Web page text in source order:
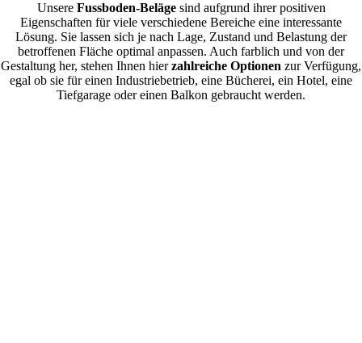
Unsere Fussboden-Belägesind aufgrund ihrer positiven
Eigenschaften für viele verschiedene Bereiche eine interessante
Lösung. Sie lassen sich je nach Lage, Zustand und Belastung der
betroffenen Fläche optimal anpassen. Auch farblich und von der
Gestaltung her, stehen Ihnen hierzahlreiche Optionen zur Verfügung,
egal ob sie für einen Industriebetrieb, eine Bücherei, ein Hotel, eine
Tiefgarage oder einen Balkon gebraucht werden.